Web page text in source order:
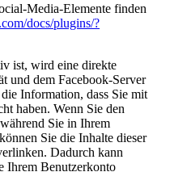
Media-Elemente finden
docs/plugins/?
ist, wird eine direkte
und dem Facebook-Server
Information, dass Sie mit
haben. Wenn Sie den
Sie in Ihrem
Sie die Inhalte dieser
Dadurch kann
Ihrem Benutzerkonto